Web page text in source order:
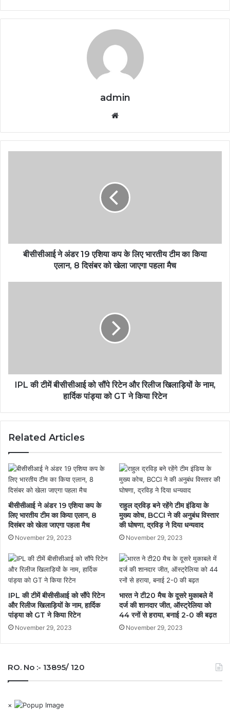
admin
भारतीय
बीसीसीआई ने अंडर 19 एशिया कप के लिए भारतीय टीम का किया
एलान, 8 दिसंबर को खेला जाएगा पहला मैच
रिलीज
खिलाड़ियों
को
किया
रिटेन
IPL की टीमें बीसीसीआई को सौंपे रिटेन और रिलीज खिलाड़ियों के नाम,
हार्दिक पांड्या को GT ने किया रिटेन
Related Articles
बीसीसीआई ने अंडर 19 एशिया कप के
लिए भारतीय टीम का किया एलान, 8
दिसंबर को खेला जाएगा पहला मैच
November 29, 2023
राहुल द्रविड़ बने रहेंगे टीम इंडिया के
मुख्य कोच, BCCI ने की अनुबंध विस्तार
की घोषणा, द्रविड़ ने दिया धन्यवाद
November 29, 2023
IPL की टीमें बीसीसीआई को सौंपे रिटेन
और रिलीज खिलाड़ियों के नाम, हार्दिक
पांड्या को GT ने किया रिटेन
November 29, 2023
भारत ने टी20 मैच के दूसरे मुकाबले में
दर्ज की शानदार जीत, ऑस्ट्रेलिया को
44 रनों से हराया, बनाई 2-0 की बढ़त
November 29, 2023
RO. No :- 13895/ 120
×